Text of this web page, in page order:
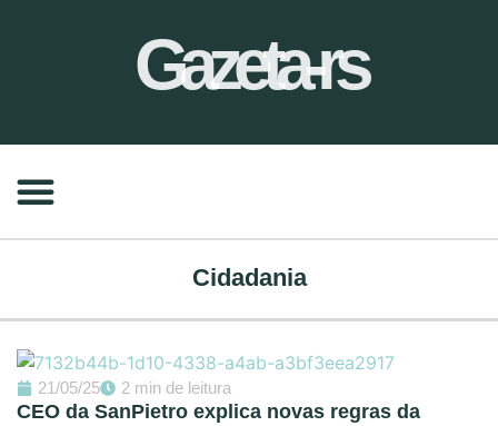
Gazeta-rs
Cidadania
21/05/25 2 min de leitura
CEO da SanPietro explica novas regras da